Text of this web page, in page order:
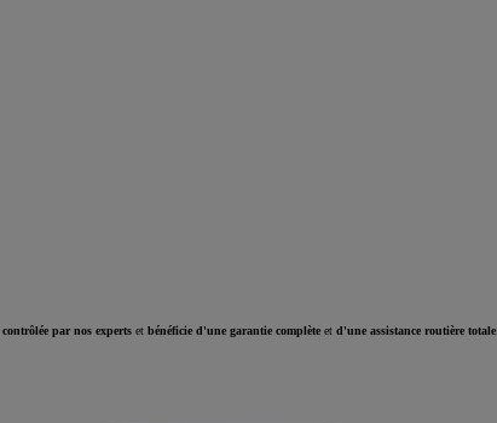
contrôlée par nos experts et bénéficie d'une garantie complète et d'une assistance routière totale